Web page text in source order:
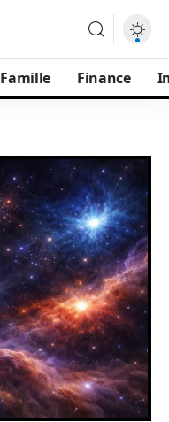
Famille Finance